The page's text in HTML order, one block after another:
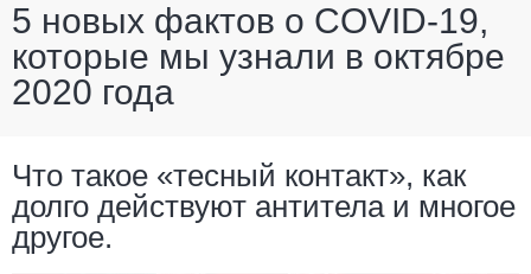
5 новых фактов о COVID-19,
которые мы узнали в октябре
2020 года
Что такое «тесный контакт», как
долго действуют антитела и многое
другое.